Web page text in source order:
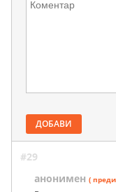
ДОБАВИ
#29
анонимен (